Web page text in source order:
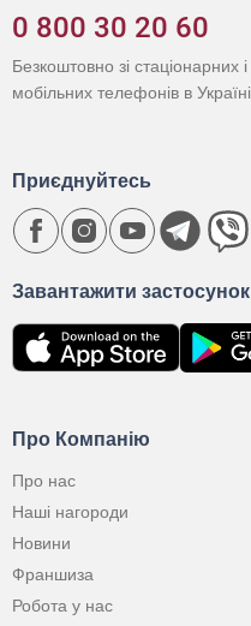
0 800 30 20 60
Безкоштовно зі стаціонарних і
мобільних телефонів в Україні
Про Компанію
Про нас
Наші нагороди
Новини
Франшиза
Робота у нас
Завантажити застосунок
Приєднуйтесь